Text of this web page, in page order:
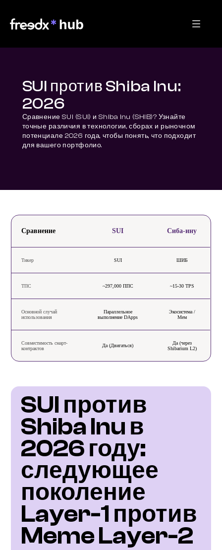
SUI против Shiba Inu:
2026
Сравнение SUI (SUI) и Shiba Inu (SHIB)? Узнайте
точные различия в технологии, сборах и рыночном
потенциале 2026 года, чтобы понять, что подходит
для вашего портфолио.
Сравнение SUI Сиба-ину
Тикер SUI ШИБ
ТПС ~297,000 ППС ~15-30 TPS
Основной случай
использования
Параллельное
выполнение DApps
Экосистема /
Мем
Совместимость смарт-
контрактов
Да (Двигаться)
Да (через
Shibarium L2)
SUI против
Shiba Inu в
2026 году:
следующее
поколение
Layer-1 против
Meme Layer-2